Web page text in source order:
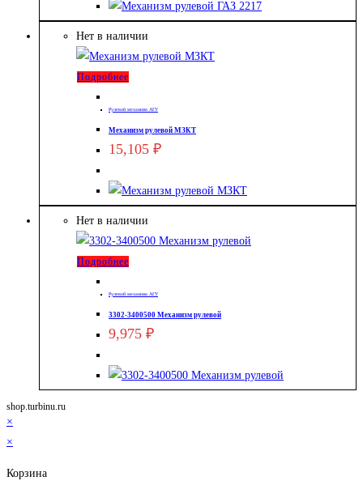
Нет в наличии
Подробнее
Рулевой механизм АГУ
Механизм рулевой МЗКТ
15,105 ₽
Нет в наличии
Подробнее
Рулевой механизм АГУ
3302-3400500 Механизм рулевой
9,975 ₽
shop.turbinu.ru
×
×
Корзина